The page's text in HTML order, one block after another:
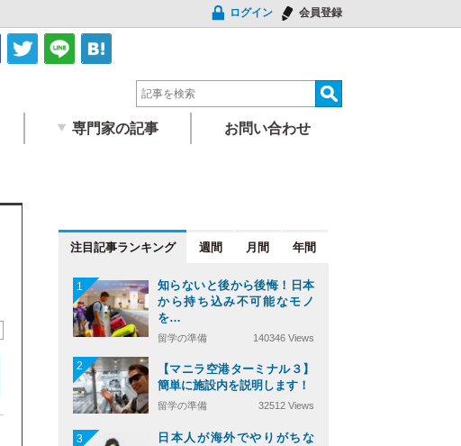
ログイン 会員登録
専門家の記事 お問い合わせ
注目記事 週間 月間 年間
1
知らないと後から後悔！日本
から持ち込み不可能なモノ
を…
留学の準備 140346 Views
2
【マニラ空港ターミナル３】
簡単に施設内を説明します！
留学の準備 32512 Views
3
日本人が海外でやりがちな